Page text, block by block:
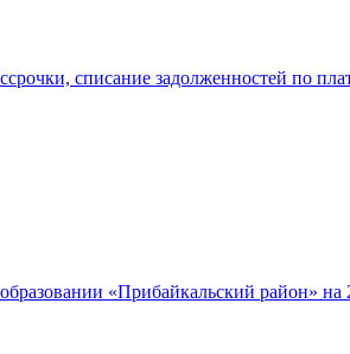
списание задолженностей по
«Прибайкальский район» на